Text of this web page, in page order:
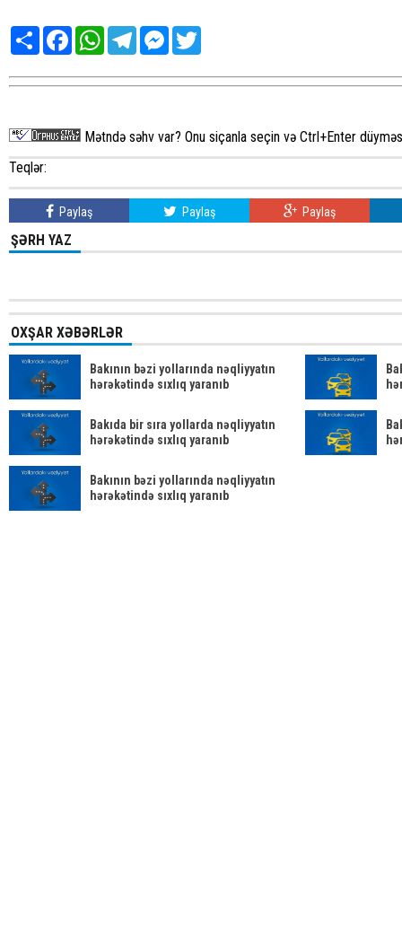
Share FacebookWhatsAppTelegramMessenger
Mətndə səhv var? Onu siçanla seçin və Ctrl+Enter
Teqlər:
Paylaş Paylaş Paylaş
ŞƏRH YAZ
OXŞAR XƏBƏRLƏR
Bakının bəzi yollarında nəqliyyatın
hərəkətində sıxlıq yaranıb
Bakıda bir sıra yollarda nəqliyyatın
hərəkətində sıxlıq yaranıb
Bakının bəzi yollarında nəqliyyatın
hərəkətində sıxlıq yaranıb